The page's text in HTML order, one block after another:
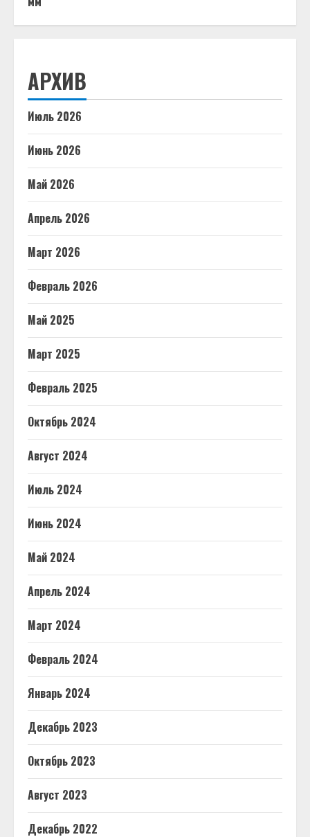
АРХИВ
Июль 2026
Июнь 2026
Май 2026
Апрель 2026
Март 2026
Февраль 2026
Май 2025
Март 2025
Февраль 2025
Октябрь 2024
Август 2024
Июль 2024
Июнь 2024
Май 2024
Апрель 2024
Март 2024
Февраль 2024
Январь 2024
Декабрь 2023
Октябрь 2023
Август 2023
Декабрь 2022